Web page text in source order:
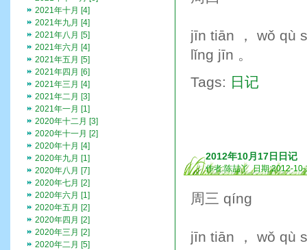
jīn tiān ， wǒ qù
lǐnɡ jīn 。
Tags: 日记
2012年10月17日日记
作者:陈喆丫 日期:2012-
周三 qínɡ
jīn tiān ， wǒ qù
2021年十月 [4]
2021年九月 [4]
2021年八月 [5]
2021年六月 [4]
2021年五月 [5]
2021年四月 [6]
2021年三月 [4]
2021年二月 [3]
2021年一月 [1]
2020年十二月 [3]
2020年十一月 [2]
2020年十月 [4]
2020年九月 [1]
2020年八月 [7]
2020年七月 [2]
2020年六月 [1]
2020年五月 [2]
2020年四月 [2]
2020年三月 [2]
2020年二月 [5]